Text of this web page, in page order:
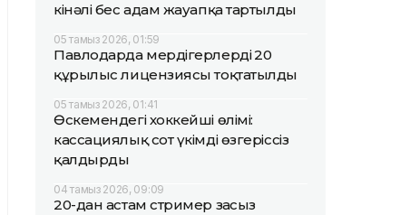
кінәлі бес адам жауапқа тартылды
05 тамыз 2026, 01:59
Павлодарда мердігерлердің 20
құрылыс лицензиясы тоқтатылды
05 тамыз 2026, 01:41
Өскемендегі хоккейші өлімі:
кассациялық сот үкімді өзгеріссіз
қалдырды
04 тамыз 2026, 09:09
20-дан астам стример заңсыз